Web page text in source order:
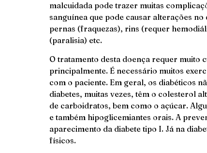
malcuidada pode trazer muitas
sanguínea que pode causar alterações
pernas (fraquezas), rins (requer
(paralisia) etc.
O tratamento desta doença requer muito
principalmente. É necessário muitos
com o paciente. Em geral, os diabéticos
diabetes, muitas vezes, têm o colesterol
de carboidratos, bem como o açúcar.
e também hipoglicemiantes orais. A
aparecimento da diabete tipo I. Já na
físicos.